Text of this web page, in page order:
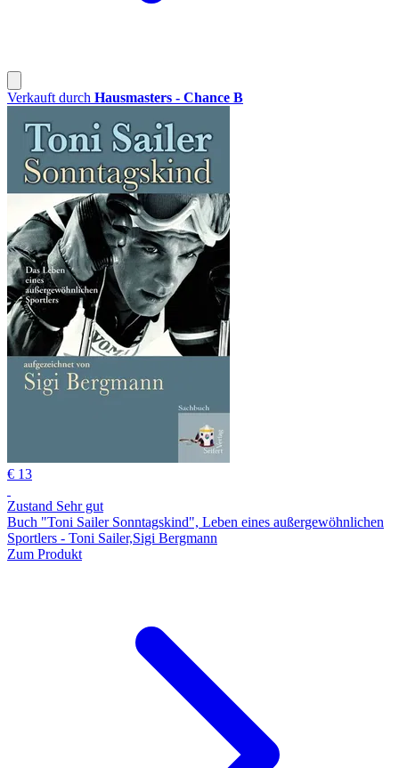
Verkauft durch Hausmasters - Chance B
€ 13
Zustand Sehr gut
Buch "Toni Sailer Sonntagskind", Leben eines außergewöhnlichen
Sportlers - Toni Sailer,Sigi Bergmann
Zum Produkt